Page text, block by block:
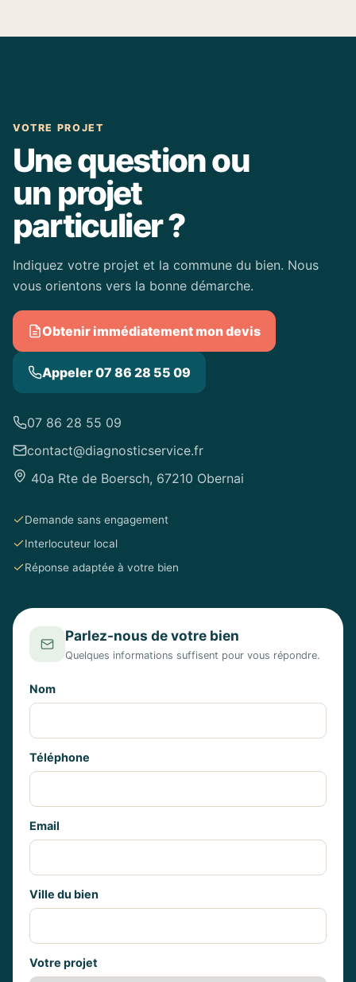
VOTRE PROJET
Une question ou
un projet
particulier ?
Indiquez votre projet et la commune du bien. Nous
vous orientons vers la bonne démarche.
Obtenir immédiatement mon devis
Appeler 07 86 28 55 09
07 86 28 55 09
contact@diagnosticservice.fr
40a Rte de Boersch, 67210 Obernai
Demande sans engagement
Interlocuteur local
Réponse adaptée à votre bien
Parlez-nous de votre bien
Quelques informations suffisent pour vous répondre.
Nom
Téléphone
Email
Ville du bien
Votre projet